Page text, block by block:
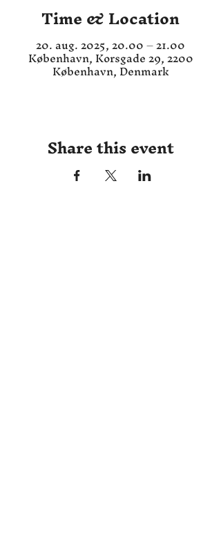
Time & Location
20. aug. 2025, 20.00 – 21.00
København, Korsgade 29, 2200
København, Denmark
Share this event